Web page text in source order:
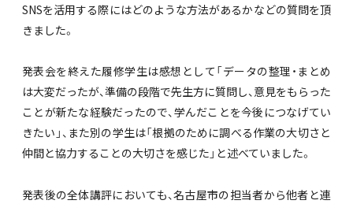
SNSを活用する際にはどのような方法があるかなどの質問を頂
きました。
発表会を終えた履修学生は感想として「データの整理・まとめ
は大変だったが、準備の段階で先生方に質問し、意見をもらった
ことが新たな経験だったので、学んだことを今後につなげてい
きたい」、また別の学生は「根拠のために調べる作業の大切さと
仲間と協力することの大切さを感じた」と述べていました。
発表後の全体講評においても、名古屋市の担当者から他者と連